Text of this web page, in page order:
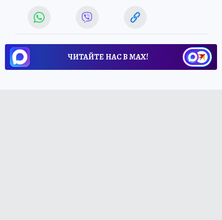
ЧИТАЙТЕ НАС В МАХ!